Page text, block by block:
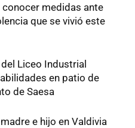
conocer medidas ante
que se vivió este
Liceo Industrial
en patio de
de Saesa
e hijo en Valdivia